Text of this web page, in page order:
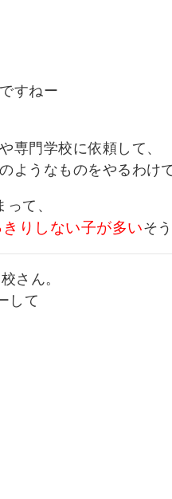
すねー
専門学校に依頼して、
ようなものをやるわけで
て、
りしない子が多いそう
さん。
して